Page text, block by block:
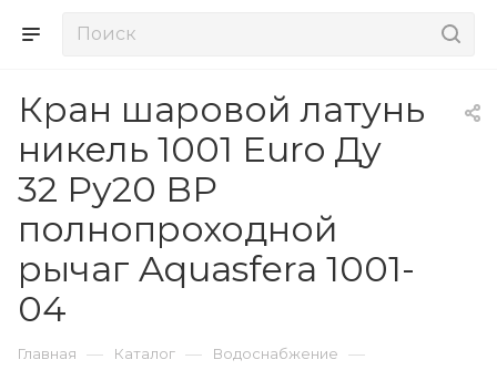
Кран шаровой латунь
никель 1001 Euro Ду
32 Ру20 ВР
полнопроходной
рычаг Aquasfera 1001-
04
Главная — Каталог — Водоснабжение —